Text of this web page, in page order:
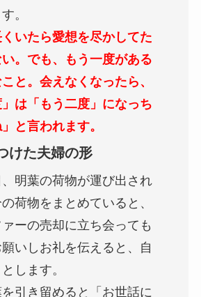
。
くいたら愛想を尽かしてた
。でも、もう一度がある
と。会えなくなったら、
」は「もう二度」になっち
と言われます。
けた夫婦の形
明葉の荷物が運び出され
荷物をまとめていると、
ーの売却に立ち会っても
いしお礼を伝えると、自
します。
引き留めると「お世話に